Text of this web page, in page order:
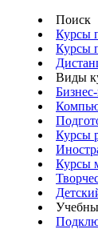
Поиск
Курсы
Курсы
Виды
Курсы
Курсы